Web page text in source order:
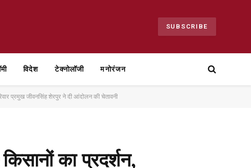
SUBSCRIBE
विदेश टेक्नोलॉजी मनोरंजन
प्रमुख जीवनसिंह शेरपुर ने दी आंदोलन की चेतावनी
का प्रदर्शन,